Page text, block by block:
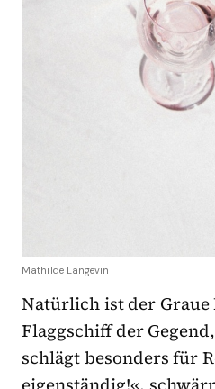
Mathilde Langevin
Natürlich ist der
Flaggschiff der
schlägt besonders für